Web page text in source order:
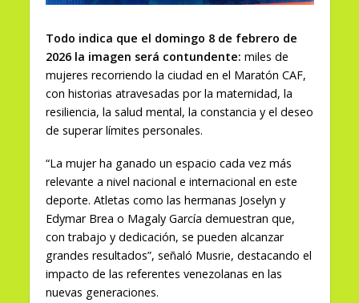
Todo indica que el domingo 8 de febrero de
2026 la imagen será contundente: miles de
mujeres recorriendo la ciudad en el Maratón CAF,
con historias atravesadas por la maternidad, la
resiliencia, la salud mental, la constancia y el deseo
de superar límites personales.
“La mujer ha ganado un espacio cada vez más
relevante a nivel nacional e internacional en este
deporte. Atletas como las hermanas Joselyn y
Edymar Brea o Magaly García demuestran que,
con trabajo y dedicación, se pueden alcanzar
grandes resultados”, señaló Musrie, destacando el
impacto de las referentes venezolanas en las
nuevas generaciones.